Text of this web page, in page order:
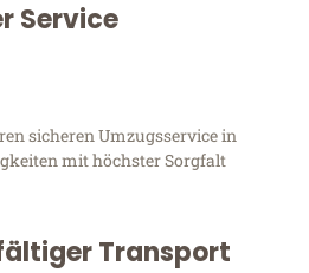
Service
sicheren Umzugsservice in
mit höchster Sorgfalt
Transport